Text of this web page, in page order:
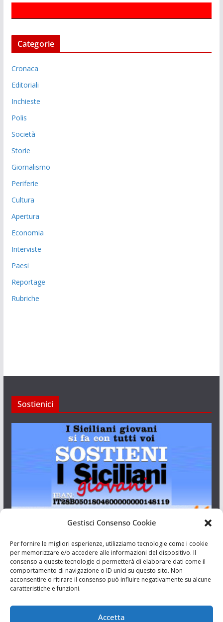
Gestisci Consenso Cookie
Per fornire le migliori esperienze, utilizziamo tecnologie come i cookie
per memorizzare e/o accedere alle informazioni del dispositivo. Il
consenso a queste tecnologie ci permetterà di elaborare dati come il
comportamento di navigazione o ID unici su questo sito. Non
acconsentire o ritirare il consenso può influire negativamente su alcune
caratteristiche e funzioni.
Accetta
Categorie
Cronaca
Editoriali
Inchieste
Polis
Società
Storie
Giornalismo
Periferie
Cultura
Apertura
Economia
Interviste
Paesi
Reportage
Rubriche
Sostienici
Aut. del tribunale di Catania n.23/2011 del 20/09/2011 Dir.
Resp. Riccardo Orioles.
Associazione Culturale I Siciliani Giovani